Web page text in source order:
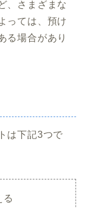
、さまざまな
っては、預け
る場合があり
は下記3つで
る